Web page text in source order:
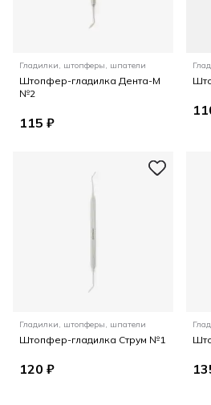
Гладилки, штопферы, шпатели
Штопфер-гладилка Дента-М
№2
115 ₽
Гладилки, штопферы, шпатели
Штопфер-гладилка Струм №1
120 ₽